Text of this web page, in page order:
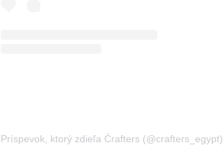
Príspevok, ktorý zdieľa Ćrafters (@crafters_egypt)